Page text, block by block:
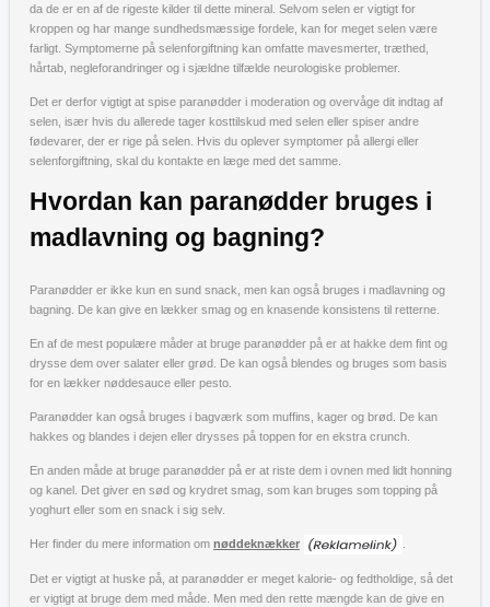
da de er en af de rigeste kilder til dette mineral. Selvom selen er vigtigt for
kroppen og har mange sundhedsmæssige fordele, kan for meget selen være
farligt. Symptomerne på selenforgiftning kan omfatte mavesmerter, træthed,
hårtab, negleforandringer og i sjældne tilfælde neurologiske problemer.
Det er derfor vigtigt at spise paranødder i moderation og overvåge dit indtag af
selen, især hvis du allerede tager kosttilskud med selen eller spiser andre
fødevarer, der er rige på selen. Hvis du oplever symptomer på allergi eller
selenforgiftning, skal du kontakte en læge med det samme.
Hvordan kan paranødder bruges i
madlavning og bagning?
Paranødder er ikke kun en sund snack, men kan også bruges i madlavning og
bagning. De kan give en lækker smag og en knasende konsistens til retterne.
En af de mest populære måder at bruge paranødder på er at hakke dem fint og
drysse dem over salater eller grød. De kan også blendes og bruges som basis
for en lækker nøddesauce eller pesto.
Paranødder kan også bruges i bagværk som muffins, kager og brød. De kan
hakkes og blandes i dejen eller drysses på toppen for en ekstra crunch.
En anden måde at bruge paranødder på er at riste dem i ovnen med lidt honning
og kanel. Det giver en sød og krydret smag, som kan bruges som topping på
yoghurt eller som en snack i sig selv.
Her finder du mere information om nøddeknækker .
Det er vigtigt at huske på, at paranødder er meget kalorie- og fedtholdige, så det
er vigtigt at bruge dem med måde. Men med den rette mængde kan de give en